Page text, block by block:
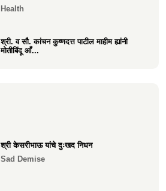
Health
श्री. व सौ. कांचन कुष्णदत्त पाटील माहीम ह्यांनी
मोतीबिंदू आँ...
माकुणसारच्या एस के पाटील विद्यामंदिरच्या सन
1983 च्या 10 वी...
श्री केसरीभाऊ यांचे दुःखद निधन
Sad Demise